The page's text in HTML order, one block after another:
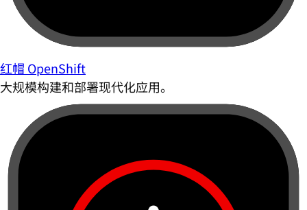
红帽 OpenShift
大规模构建和部署现代化应用。